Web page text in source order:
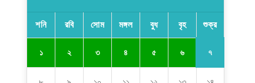
শনি রবি সোম মঙ্গল বুধ বৃহ শুক্র
১ ২ ৩ ৪ ৫ ৬ ৭